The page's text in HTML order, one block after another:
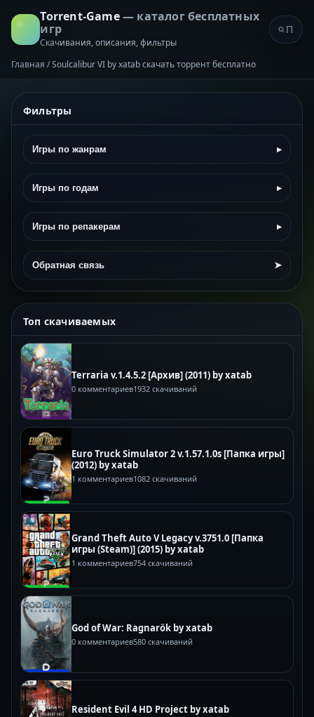
Torrent-Game— каталог бесплатных
игр
Скачивания, описания, фильтры
Главная /Soulcalibur VI by xatab скачать торрент бесплатно
Фильтры
Игры по жанрам ▸
Игры по годам ▸
Игры по репакерам ▸
Обратная связь ➤
Топ скачиваемых
Terraria v.1.4.5.2 [Архив] (2011) by xatab
0 комментариев1932 скачиваний
Euro Truck Simulator 2 v.1.57.1.0s [Папка игры]
(2012) by xatab
1 комментариев1082 скачиваний
Grand Theft Auto V Legacy v.3751.0 [Папка
игры (Steam)] (2015) by xatab
1 комментариев754 скачиваний
God of War: Ragnarök by xatab
0 комментариев580 скачиваний
Resident Evil 4 HD Project by xatab